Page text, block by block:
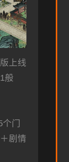
上线
般
门
剧情